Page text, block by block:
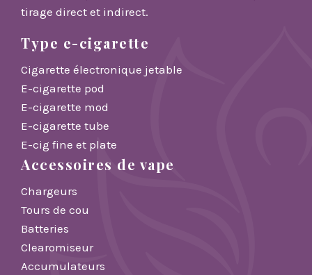
tirage direct et indirect.
Type e-cigarette
Cigarette électronique jetable
E-cigarette pod
E-cigarette mod
E-cigarette tube
E-cig fine et plate
Accessoires de vape
Chargeurs
Tours de cou
Batteries
Clearomiseur
Accumulateurs